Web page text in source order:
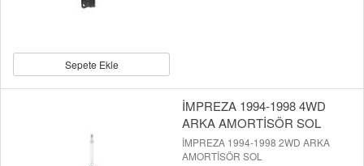
Sepete Ekle
İMPREZA 1994-1998 4WD
ARKA AMORTİSÖR SOL
İMPREZA 1994-1998 2WD ARKA
AMORTİSÖR SOL